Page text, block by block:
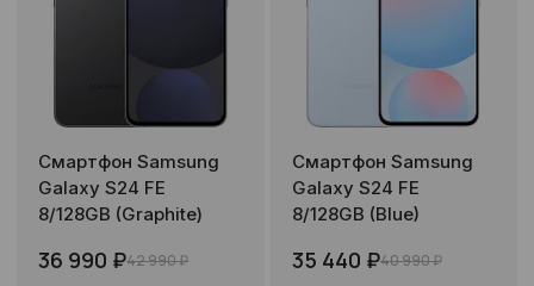
Смартфон Samsung
Galaxy S24 FE
8/128GB (Graphite)
36 990 ₽42 990 ₽
Смартфон Samsung
Galaxy S24 FE
8/128GB (Blue)
35 440 ₽40 990 ₽